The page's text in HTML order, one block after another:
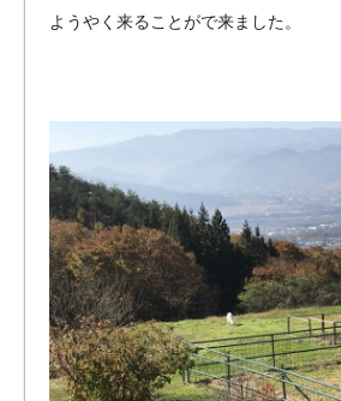
ようやく来ることがで来ました。